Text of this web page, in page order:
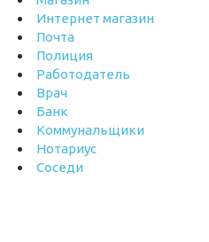
Интернет магазин
Почта
Полиция
Работодатель
Врач
Банк
Коммунальщики
Нотариус
Соседи